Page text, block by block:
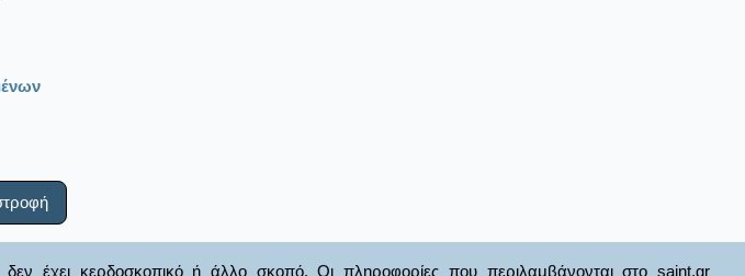
δεν έχει κερδοσκοπικό ή άλλο σκοπό. Οι πληροφορίες που περιλαμβάνονται στο saint.gr